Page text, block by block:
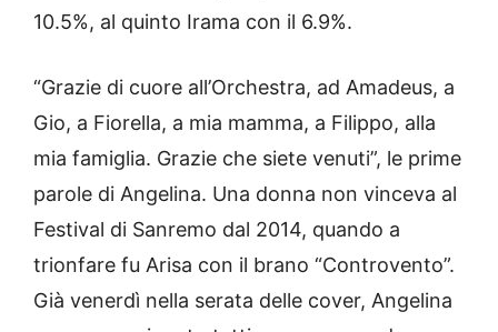
10.5%, al quinto Irama con il 6.9%.
“Grazie di cuore all’Orchestra, ad Amadeus, a
Gio, a Fiorella, a mia mamma, a Filippo, alla
mia famiglia. Grazie che siete venuti”, le prime
parole di Angelina. Una donna non vinceva al
Festival di Sanremo dal 2014, quando a
trionfare fu Arisa con il brano “Controvento”.
Già venerdì nella serata delle cover, Angelina